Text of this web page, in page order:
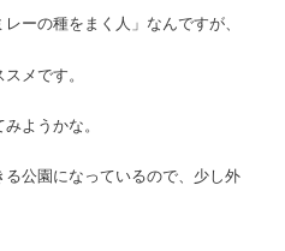
ーの種をまく人」なんですが、
メです。
ようかな。
公園になっているので、少し外